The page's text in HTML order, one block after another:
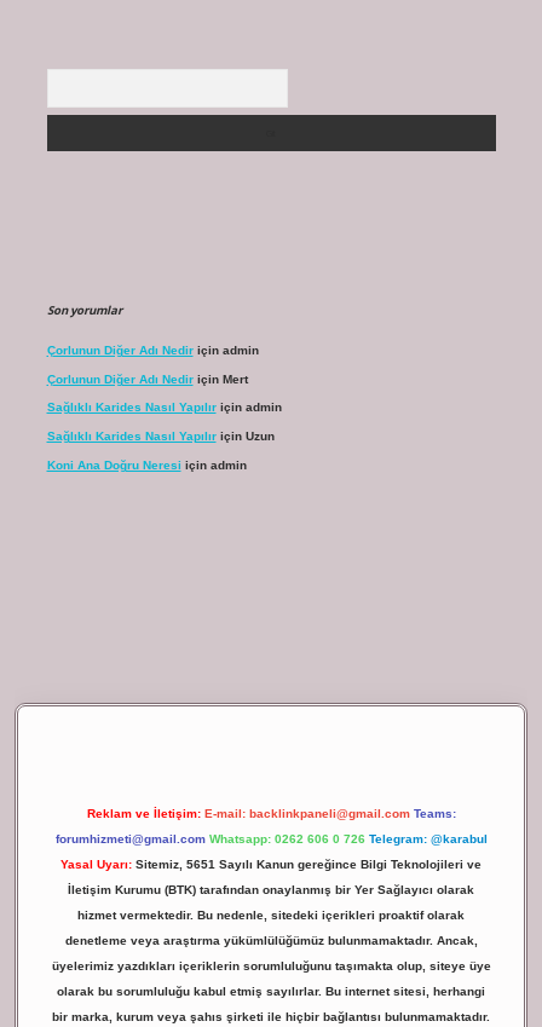
Son yorumlar
Çorlunun Diğer Adı Nediriçin admin
Çorlunun Diğer Adı Nediriçin Mert
Sağlıklı Karides Nasıl Yapılıriçin admin
Sağlıklı Karides Nasıl Yapılıriçin Uzun
Koni Ana Doğru Neresi için admin
Reklam ve İletişim: E-mail: backlinkpaneli@gmail.com Teams:
forumhizmeti@gmail.com Whatsapp: 0262 606 0 726 Telegram: @karabul
Yasal Uyarı: Sitemiz, 5651 Sayılı Kanun gereğince Bilgi Teknolojileri ve
İletişim Kurumu (BTK) tarafından onaylanmış bir Yer Sağlayıcı olarak
hizmet vermektedir. Bu nedenle, sitedeki içerikleri proaktif olarak
denetleme veya araştırma yükümlülüğümüz bulunmamaktadır. Ancak,
üyelerimiz yazdıkları içeriklerin sorumluluğunu taşımakta olup, siteye üye
olarak bu sorumluluğu kabul etmiş sayılırlar. Bu internet sitesi, herhangi
bir marka, kurum veya şahıs şirketi ile hiçbir bağlantısı bulunmamaktadır.